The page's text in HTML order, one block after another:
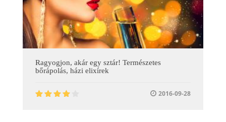
Ragyogjon, akár egy sztár! Természetes
bőrápolás, házi elixírek
2016-09-28